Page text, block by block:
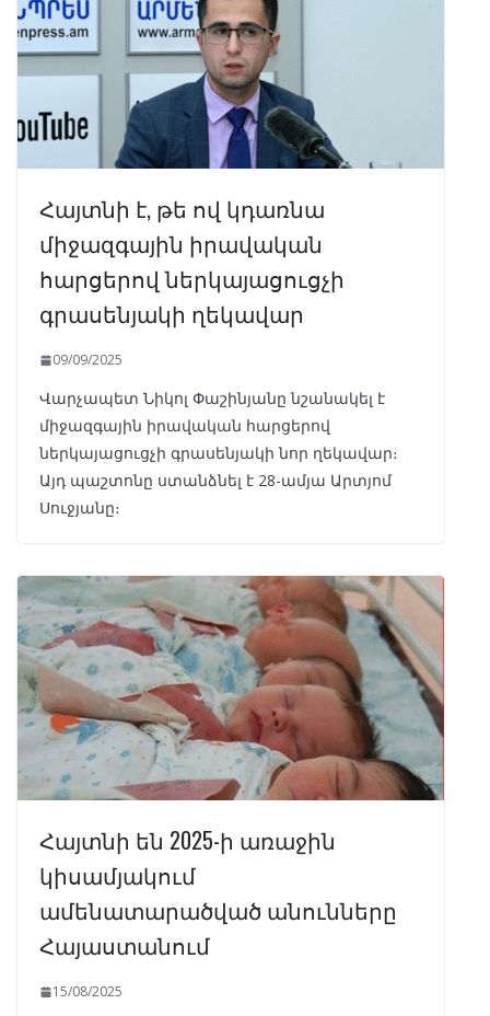
Հայտնի է, թե ով կդառնա
միջազգային իրավական
հարցերով ներկայացուցչի
գրասենյակի ղեկավար
09/09/2025
Վարչապետ Նիկոլ Փաշինյանը նշանակել է
միջազգային իրավական հարցերով
ներկայացուցչի գրասենյակի նոր ղեկավար։
Այդ պաշտոնը ստանձնել է 28-ամյա Արտյոմ
Սուջյանը։
Հայտնի են 2025-ի առաջին
կիսամյակում
ամենատարածված անունները
Հայաստանում
15/08/2025